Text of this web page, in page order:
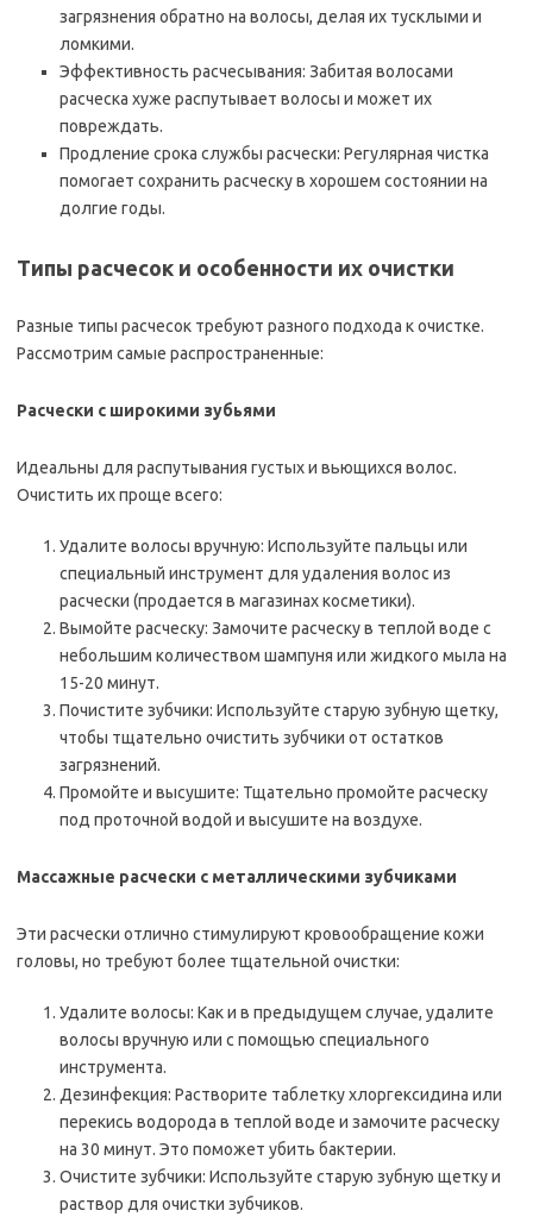
загрязнения обратно на волосы, делая их тусклыми и
ломкими.
Эффективность расчесывания: Забитая волосами
расческа хуже распутывает волосы и может их
повреждать.
Продление срока службы расчески: Регулярная чистка
помогает сохранить расческу в хорошем состоянии на
долгие годы.
Типы расчесок и особенности их очистки
Разные типы расчесок требуют разного подхода к очистке.
Рассмотрим самые распространенные:
Расчески с широкими зубьями
Идеальны для распутывания густых и вьющихся волос.
Очистить их проще всего:
Удалите волосы вручную: Используйте пальцы или
специальный инструмент для удаления волос из
расчески (продается в магазинах косметики).
Вымойте расческу: Замочите расческу в теплой воде с
небольшим количеством шампуня или жидкого мыла на
15-20 минут.
Почистите зубчики: Используйте старую зубную щетку,
чтобы тщательно очистить зубчики от остатков
загрязнений.
Промойте и высушите: Тщательно промойте расческу
под проточной водой и высушите на воздухе.
Массажные расчески с металлическими зубчиками
Эти расчески отлично стимулируют кровообращение кожи
головы, но требуют более тщательной очистки:
Удалите волосы: Как и в предыдущем случае, удалите
волосы вручную или с помощью специального
инструмента.
Дезинфекция: Растворите таблетку хлоргексидина или
перекись водорода в теплой воде и замочите расческу
на 30 минут. Это поможет убить бактерии.
Очистите зубчики: Используйте старую зубную щетку и
раствор для очистки зубчиков.